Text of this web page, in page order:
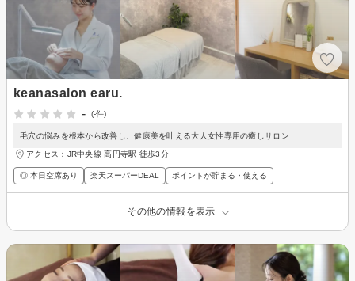
keanasalon earu.
-
(-件)
毛穴の悩みを根本から改善し、健康美を叶える大人女性専用の癒しサロン
アクセス：JR中央線 高円寺駅 徒歩3分
◎ 本日空席あり 楽天スーパーDEAL ポイントが貯まる・使える
その他の情報を表示